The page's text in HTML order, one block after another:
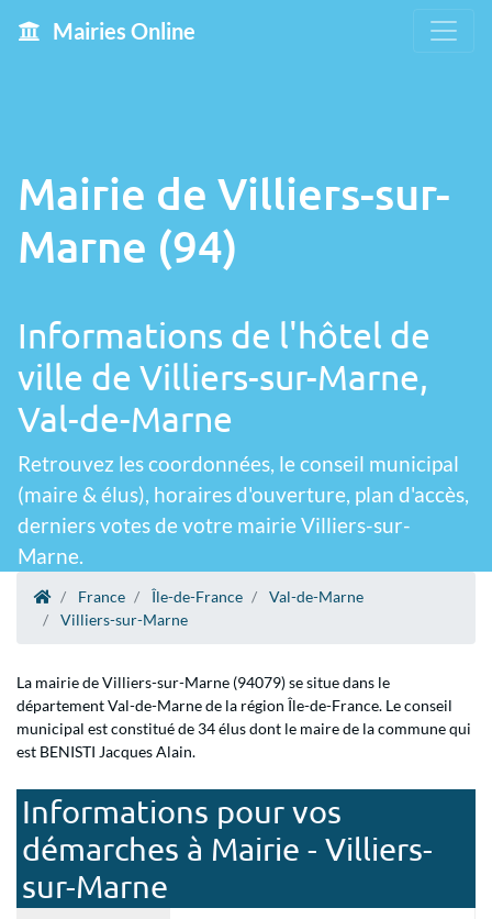
Mairies Online
Mairie de Villiers-sur-
Marne (94)
Informations de l'hôtel de
ville de Villiers-sur-Marne,
Val-de-Marne
Retrouvez les coordonnées, le conseil municipal
(maire & élus), horaires d'ouverture, plan d'accès,
derniers votes de votre mairie Villiers-sur-
Marne.
France Île-de-France
Val-de-Marne
Villiers-sur-Marne
La mairie de Villiers-sur-Marne (94079) se situe dans le
département Val-de-Marne de la région Île-de-France. Le conseil
municipal est constitué de 34 élus dont le maire de la commune qui
est BENISTI Jacques Alain.
Informations pour vos
démarches à Mairie - Villiers-
sur-Marne